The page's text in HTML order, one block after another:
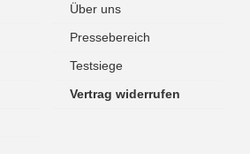
Über uns
Pressebereich
Testsiege
Vertrag widerrufen